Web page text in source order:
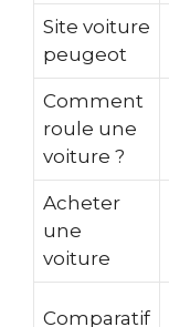
Site voiture
peugeot
Comment
roule une
voiture ?
Acheter
une
voiture
Comparatif